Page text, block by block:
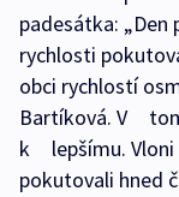
padesátka:
rychlosti
obci rychlostí
Bartíková. V
k lepšímu. Vloni
pokutovali hned